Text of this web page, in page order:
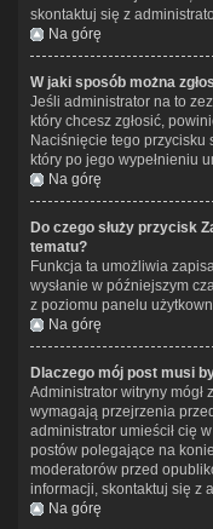
skontaktuj się z
Na górę
W jaki sposób można
Jeśli administrator na to
który chcesz zgłosić,
Naciśnięcie tego
który po jego wypełnieniu
Na górę
Do czego służy przycisk
tematu?
Funkcja ta umożliwia
wysłanie w późniejszym
z poziomu panelu
Na górę
Dlaczego mój post musi
Administrator witryny mógł
wymagają przejrzenia
administrator umieścił cię
postów polegające na
moderatorów przed
informacji, skontaktuj się z
Na górę